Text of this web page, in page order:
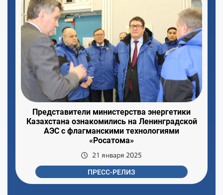
Представители министерства энергетики
Казахстана ознакомились на Ленинградской
АЭС с флагманскими технологиями
«Росатома»
21 января 2025
ПРЕСС-РЕЛИЗ